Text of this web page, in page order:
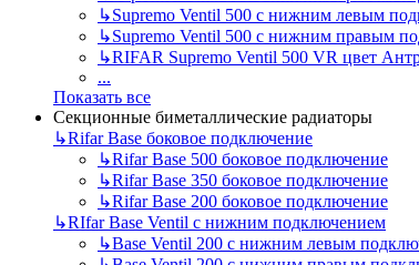
↳Supremo Ventil 500 с нижним левым
↳Supremo Ventil 500 с нижним правым
↳RIFAR Supremo Ventil 500 VR цвет
...
Показать все
Секционные биметаллические радиаторы
↳Rifar Base боковое подключение
↳Rifar Base 500 боковое подключение
↳Rifar Base 350 боковое подключение
↳Rifar Base 200 боковое подключение
↳RIfar Base Ventil с нижним подключением
↳Base Ventil 200 с нижним левым